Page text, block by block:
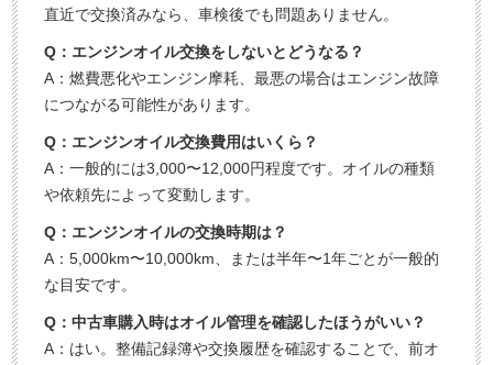
直近で交換済みなら、車検後でも問題ありません。
Q：エンジンオイル交換をしないとどうなる？
A：燃費悪化やエンジン摩耗、最悪の場合はエンジン故障
につながる可能性があります。
Q：エンジンオイル交換費用はいくら？
A：一般的には3,000〜12,000円程度です。オイルの種類
や依頼先によって変動します。
Q：エンジンオイルの交換時期は？
A：5,000km〜10,000km、または半年〜1年ごとが一般的
な目安です。
Q：中古車購入時はオイル管理を確認したほうがいい？
A：はい。整備記録簿や交換履歴を確認することで、前オ